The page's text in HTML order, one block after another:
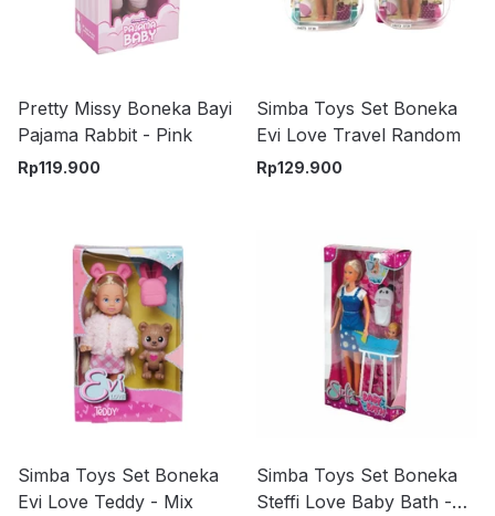
Pretty Missy Boneka Bayi
Pajama Rabbit - Pink
Rp119.900
Simba Toys Set Boneka
Evi Love Travel Random
Rp129.900
Simba Toys Set Boneka
Evi Love Teddy - Mix
Simba Toys Set Boneka
Steffi Love Baby Bath -